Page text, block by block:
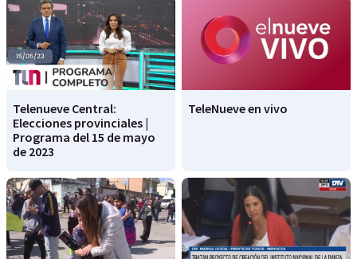
Telenueve Central:
Elecciones provinciales |
Programa del 15 de mayo
de 2023
TeleNueve en vivo